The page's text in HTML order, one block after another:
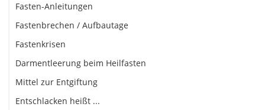
Fasten-Anleitungen
Fastenbrechen / Aufbautage
Fastenkrisen
Darmentleerung beim Heilfasten
Mittel zur Entgiftung
Entschlacken heißt ...